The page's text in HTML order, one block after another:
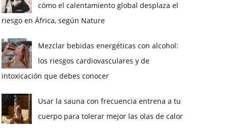
cómo el calentamiento global desplaza el
riesgo en África, según Nature
Mezclar bebidas energéticas con alcohol:
los riesgos cardiovasculares y de
intoxicación que debes conocer
Usar la sauna con frecuencia entrena a tu
cuerpo para tolerar mejor las olas de calor